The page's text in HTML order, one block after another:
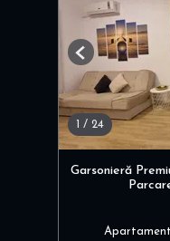
/ 24
Previous
Garsonieră